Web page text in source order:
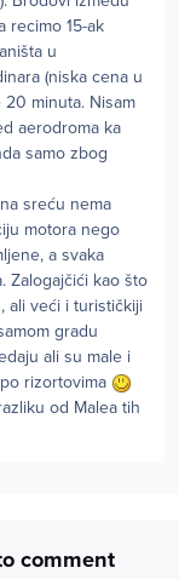
recimo 15-ak
u
(niska cena u
minuta. Nisam
aerodroma ka
samo zbog
sreću nema
motora nego
a svaka
Zalogajčići kao što
ali veći i turističkiji
gradu
ali su male i
rizortovima
od Malea tih
comment